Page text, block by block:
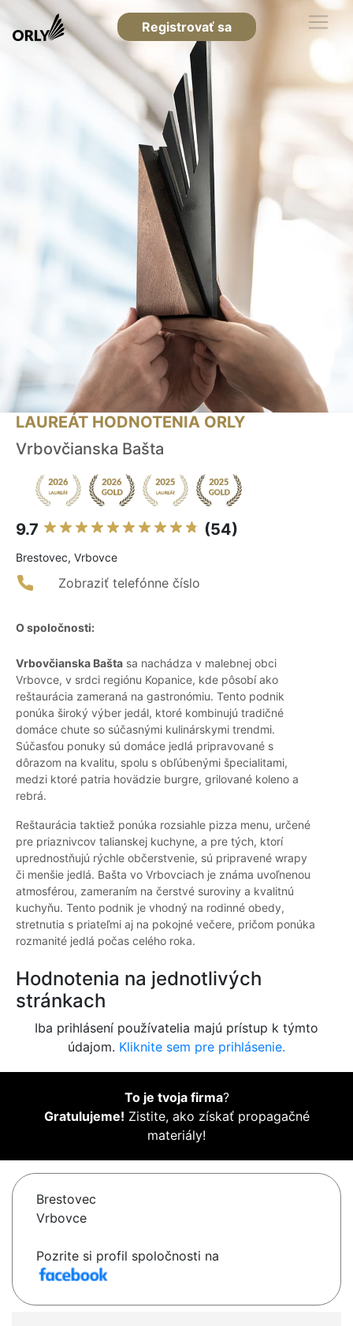
Registrovať sa
LAUREÁT HODNOTENIA ORLY
Vrbovčianska Bašta
9.7 (54)
Brestovec, Vrbovce
Zobraziť telefónne číslo
O spoločnosti:
Vrbovčianska Bašta sa nachádza v malebnej obci
Vrbovce, v srdci regiónu Kopanice, kde pôsobí ako
reštaurácia zameraná na gastronómiu. Tento podnik
ponúka široký výber jedál, ktoré kombinujú tradičné
domáce chute so súčasnými kulinárskymi trendmi.
Súčasťou ponuky sú domáce jedlá pripravované s
dôrazom na kvalitu, spolu s obľúbenými špecialitami,
medzi ktoré patria hovädzie burgre, grilované koleno a
rebrá.
Reštaurácia taktiež ponúka rozsiahle pizza menu, určené
pre priaznivcov talianskej kuchyne, a pre tých, ktorí
uprednostňujú rýchle občerstvenie, sú pripravené wrapy
či menšie jedlá. Bašta vo Vrbovciach je známa uvoľnenou
atmosférou, zameraním na čerstvé suroviny a kvalitnú
kuchyňu. Tento podnik je vhodný na rodinné obedy,
stretnutia s priateľmi aj na pokojné večere, pričom ponúka
rozmanité jedlá počas celého roka.
Hodnotenia na jednotlivých
stránkach
Iba prihlásení používatelia majú prístup k týmto
údajom. Kliknite sem pre prihlásenie.
To je tvoja firma?
Gratulujeme! Zistite, ako získať propagačné
materiály!
Brestovec
Vrbovce
Pozrite si profil spoločnosti na